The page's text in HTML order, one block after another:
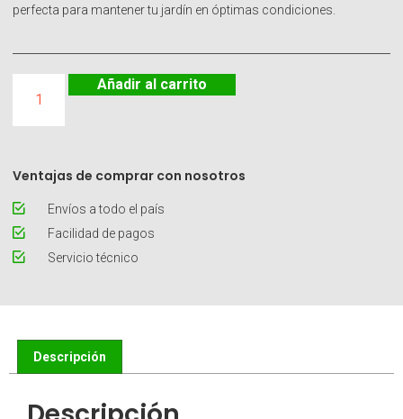
perfecta para mantener tu jardín en óptimas condiciones.
Añadir al carrito
Ventajas de comprar con nosotros
Envíos a todo el país
Facilidad de pagos
Servicio técnico
Descripción